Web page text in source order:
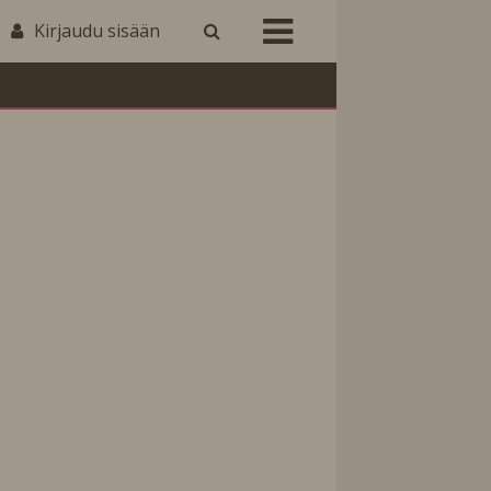
Kirjaudu sisään